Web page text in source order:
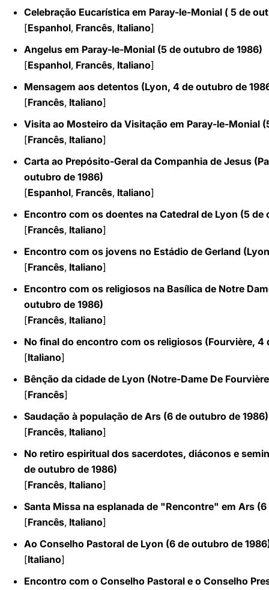
Celebração Eucarística em Paray-le-Monial ( 5 de
[Espanhol, Francês, Italiano]
Angelus em Paray-le-Monial (5 de outubro de 1986)
[Espanhol, Francês, Italiano]
Mensagem aos detentos (Lyon, 4 de outubro de
[Francês, Italiano]
Visita ao Mosteiro da Visitação em Paray-le-Monial
[Francês, Italiano]
Carta ao Prepósito-Geral da Companhia de Jesus
outubro de 1986)
[Espanhol, Francês, Italiano]
Encontro com os doentes na Catedral de Lyon (5 de
[Francês, Italiano]
Encontro com os jovens no Estádio de Gerland
[Francês, Italiano]
Encontro com os religiosos na Basílica de Notre
outubro de 1986)
[Francês, Italiano]
No final do encontro com os religiosos (Fourvière, 4
[Italiano]
Bênção da cidade de Lyon (Notre-Dame De
[Francês]
Saudação à população de Ars (6 de outubro de 1986)
[Francês, Italiano]
No retiro espiritual dos sacerdotes, diáconos e
de outubro de 1986)
[Francês, Italiano]
Santa Missa na esplanada de "Rencontre" em Ars
[Francês, Italiano]
Ao Conselho Pastoral de Lyon (6 de outubro de
[Italiano]
Encontro com o Conselho Pastoral e o Conselho